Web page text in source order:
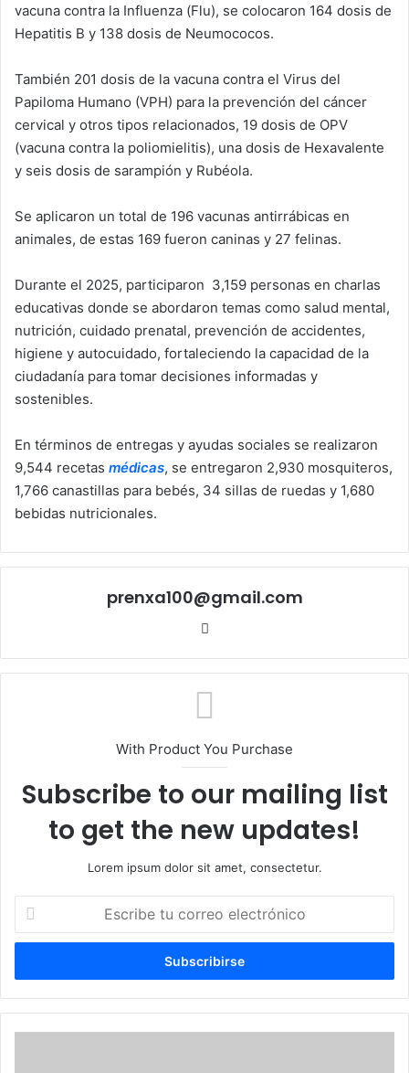
vacuna contra la Influenza (Flu), se colocaron 164 dosis de
Hepatitis B y 138 dosis de Neumococos.
También 201 dosis de la vacuna contra el Virus del
Papiloma Humano (VPH) para la prevención del cáncer
cervical y otros tipos relacionados, 19 dosis de OPV
(vacuna contra la poliomielitis), una dosis de Hexavalente
y seis dosis de sarampión y Rubéola.
Se aplicaron un total de 196 vacunas antirrábicas en
animales, de estas 169 fueron caninas y 27 felinas.
Durante el 2025, participaron 3,159 personas en charlas
educativas donde se abordaron temas como salud mental,
nutrición, cuidado prenatal, prevención de accidentes,
higiene y autocuidado, fortaleciendo la capacidad de la
ciudadanía para tomar decisiones informadas y
sostenibles.
En términos de entregas y ayudas sociales se realizaron
9,544 recetas médicas, se entregaron 2,930 mosquiteros,
1,766 canastillas para bebés, 34 sillas de ruedas y 1,680
bebidas nutricionales.
prenxa100@gmail.com
With Product You Purchase
Subscribe to our mailing list
to get the new updates!
Lorem ipsum dolor sit amet, consectetur.
Escribe
correo